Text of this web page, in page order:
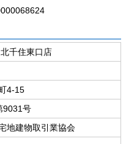
千住東口店
4-15
9031号
地建物取引業協会